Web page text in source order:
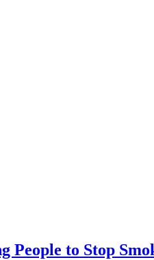
People to Stop